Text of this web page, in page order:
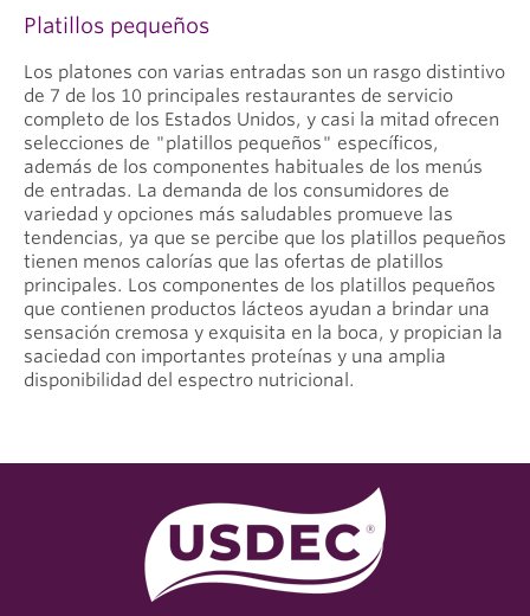
Platillos pequeños
Los platones con varias entradas son un rasgo distintivo
de 7 de los 10 principales restaurantes de servicio
completo de los Estados Unidos, y casi la mitad ofrecen
selecciones de "platillos pequeños" específicos,
además de los componentes habituales de los menús
de entradas. La demanda de los consumidores de
variedad y opciones más saludables promueve las
tendencias, ya que se percibe que los platillos pequeños
tienen menos calorías que las ofertas de platillos
principales. Los componentes de los platillos pequeños
que contienen productos lácteos ayudan a brindar una
sensación cremosa y exquisita en la boca, y propician la
saciedad con importantes proteínas y una amplia
disponibilidad del espectro nutricional.